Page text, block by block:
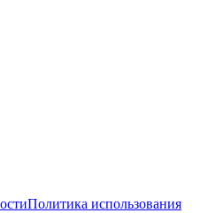
Политика использования